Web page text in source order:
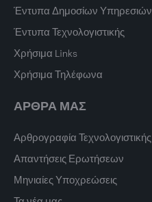
Έντυπα Δημοσίων Υπηρεσιών
Έντυπα Τεχνολογιστικής
Χρήσιμα Links
Χρήσιμα Τηλέφωνα
ΑΡΘΡΑ ΜΑΣ
Αρθρογραφία Τεχνολογιστικής
Απαντήσεις Ερωτήσεων
Μηνιαίες Υποχρεώσεις